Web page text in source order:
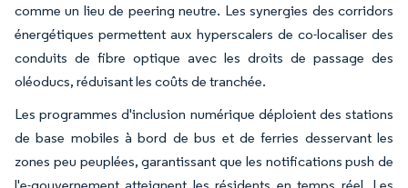
comme un lieu de peering neutre. Les synergies des corridors
énergétiques permettent aux hyperscalers de co-localiser des
conduits de fibre optique avec les droits de passage des
oléoducs, réduisant les coûts de tranchée.
Les programmes d'inclusion numérique déploient des stations
de base mobiles à bord de bus et de ferries desservant les
zones peu peuplées, garantissant que les notifications push de